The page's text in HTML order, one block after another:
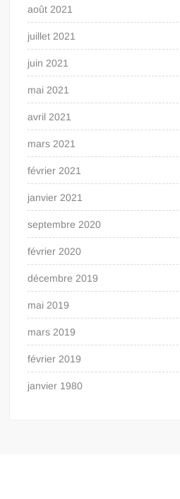
août 2021
juillet 2021
juin 2021
mai 2021
avril 2021
mars 2021
février 2021
janvier 2021
septembre 2020
février 2020
décembre 2019
mai 2019
mars 2019
février 2019
janvier 1980